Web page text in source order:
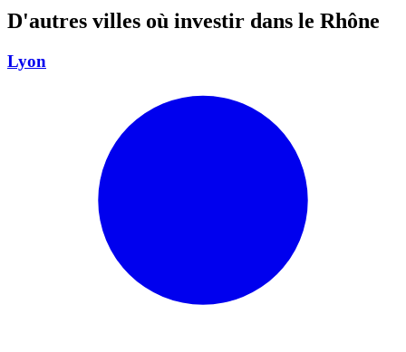
D'autres villes où investir dans le Rhône
Lyon